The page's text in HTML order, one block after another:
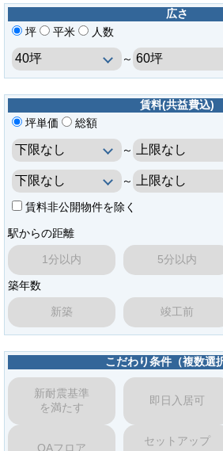
広さ
坪
平米 人数
～
賃料(共益費込)
坪単価
総額
～
～
賃料非公開物件を除く
駅からの距離
1分以内 5分以内
築年数
新築 竣工前
こだわり条件（複数選
新耐震基準
を満たす
即日入居可
OAフロア
セットアップ